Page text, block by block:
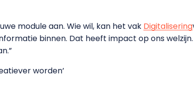
module aan. Wie wil, kan het vak Digitalisering
binnen. Dat heeft impact op ons
worden’